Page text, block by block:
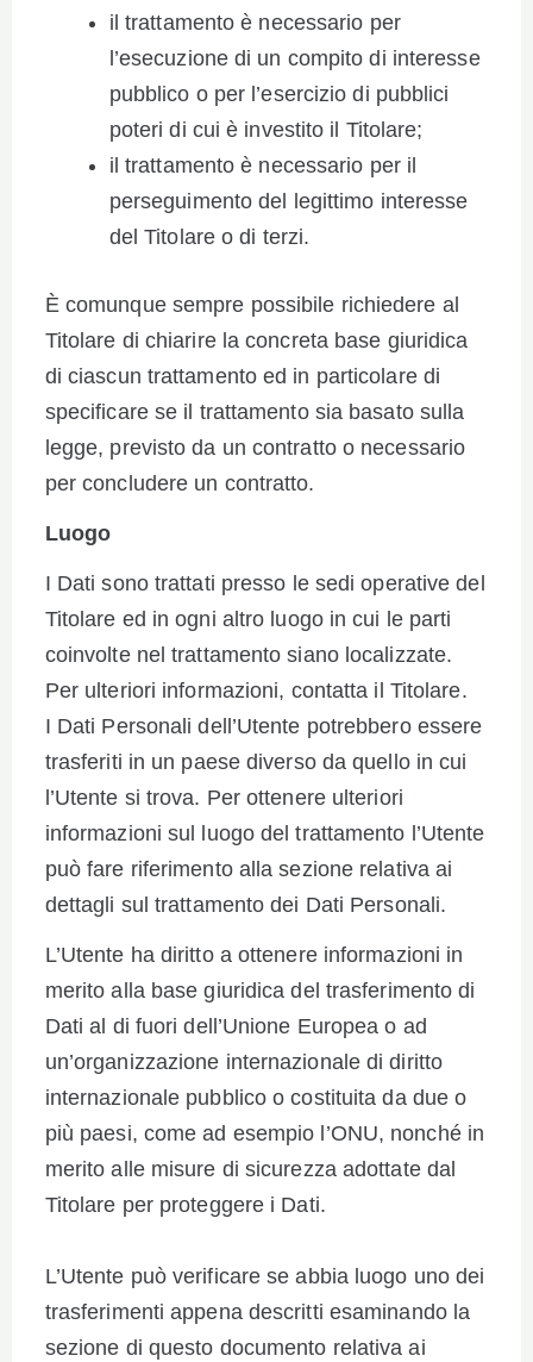
il trattamento è necessario per
l’esecuzione di un compito di interesse
pubblico o per l’esercizio di pubblici
poteri di cui è investito il Titolare;
il trattamento è necessario per il
perseguimento del legittimo interesse
del Titolare o di terzi.
È comunque sempre possibile richiedere al
Titolare di chiarire la concreta base giuridica
di ciascun trattamento ed in particolare di
specificare se il trattamento sia basato sulla
legge, previsto da un contratto o necessario
per concludere un contratto.
Luogo
I Dati sono trattati presso le sedi operative del
Titolare ed in ogni altro luogo in cui le parti
coinvolte nel trattamento siano localizzate.
Per ulteriori informazioni, contatta il Titolare.
I Dati Personali dell’Utente potrebbero essere
trasferiti in un paese diverso da quello in cui
l’Utente si trova. Per ottenere ulteriori
informazioni sul luogo del trattamento l’Utente
può fare riferimento alla sezione relativa ai
dettagli sul trattamento dei Dati Personali.
L’Utente ha diritto a ottenere informazioni in
merito alla base giuridica del trasferimento di
Dati al di fuori dell’Unione Europea o ad
un’organizzazione internazionale di diritto
internazionale pubblico o costituita da due o
più paesi, come ad esempio l’ONU, nonché in
merito alle misure di sicurezza adottate dal
Titolare per proteggere i Dati.
L’Utente può verificare se abbia luogo uno dei
trasferimenti appena descritti esaminando la
sezione di questo documento relativa ai